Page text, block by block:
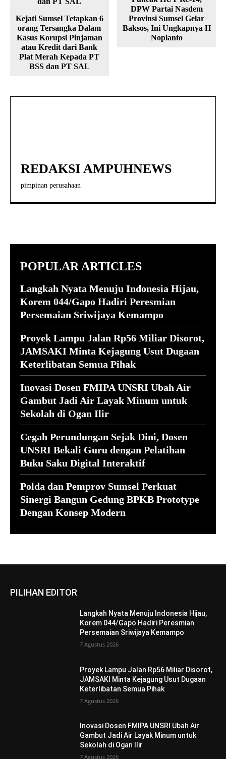
Kejati Sumsel Tetapkan 6
orang Tersangka Dalam
Kasus Korupsi Pinjaman
atau Kredit dari Bank
Plat Merah Kepada PT
BSS dan PT SAL
DPW Partai Nasdem
Provinsi Sumsel Gelar
Baksos, Ini Ungkapnya H
Nopianto
REDAKSI AMPUHNEWS
pimpinan perusahaan
POPULAR ARTICLES
Langkah Nyata Menuju Indonesia Hijau,
Korem 044/Gapo Hadiri Peresmian
Persemaian Sriwijaya Kemampo
Proyek Lampu Jalan Rp56 Miliar Disorot,
JAMSAKI Minta Kejagung Usut Dugaan
Keterlibatan Semua Pihak
Inovasi Dosen FMIPA UNSRI Ubah Air
Gambut Jadi Air Layak Minum untuk
Sekolah di Ogan Ilir
Cegah Perundungan Sejak Dini, Dosen
UNSRI Bekali Guru dengan Pelatihan
Buku Saku Digital Interaktif
Polda dan Pemprov Sumsel Perkuat
Sinergi Bangun Gedung BPKB Prototype
Dengan Konsep Modern
PILIHAN EDITOR
Langkah Nyata Menuju Indonesia Hijau,
Korem 044/Gapo Hadiri Peresmian
Persemaian Sriwijaya Kemampo
7 Agustus 2026
Proyek Lampu Jalan Rp56 Miliar Disorot,
JAMSAKI Minta Kejagung Usut Dugaan
Keterlibatan Semua Pihak
7 Agustus 2026
Inovasi Dosen FMIPA UNSRI Ubah Air
Gambut Jadi Air Layak Minum untuk
Sekolah di Ogan Ilir
7 Agustus 2026